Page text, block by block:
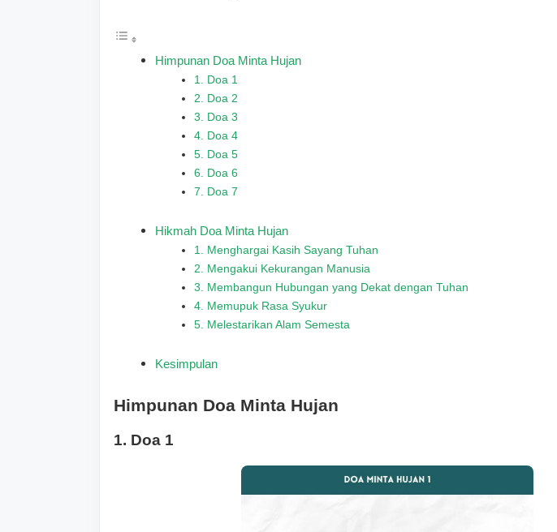
Himpunan Doa Minta Hujan
1. Doa 1
2. Doa 2
3. Doa 3
4. Doa 4
5. Doa 5
6. Doa 6
7. Doa 7
Hikmah Doa Minta Hujan
1. Menghargai Kasih Sayang Tuhan
2. Mengakui Kekurangan Manusia
3. Membangun Hubungan yang Dekat dengan Tuhan
4. Memupuk Rasa Syukur
5. Melestarikan Alam Semesta
Kesimpulan
Himpunan Doa Minta Hujan
1. Doa 1